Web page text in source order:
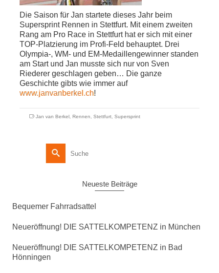
Die Saison für Jan startete dieses Jahr beim
Supersprint Rennen in Stettfurt. Mit einem zweiten
Rang am Pro Race in Stettfurt hat er sich mit einer
TOP-Platzierung im Profi-Feld behauptet. Drei
Olympia-, WM- und EM-Medaillengewinner standen
am Start und Jan musste sich nur von Sven
Riederer geschlagen geben… Die ganze
Geschichte gibts wie immer auf
www.janvanberkel.ch!
Jan van Berkel Rennen Stettfurt Supersprint
Suche
nach:
Neueste Beiträge
Bequemer Fahrradsattel
Neueröffnung! DIE SATTELKOMPETENZ in München
Neueröffnung! DIE SATTELKOMPETENZ in Bad
Hönningen